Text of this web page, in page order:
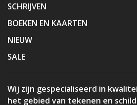
SCHRIJVEN
BOEKEN EN KAARTEN
NIEUW
SALE
Wij zijn gespecialiseerd in
het gebied van tekenen en